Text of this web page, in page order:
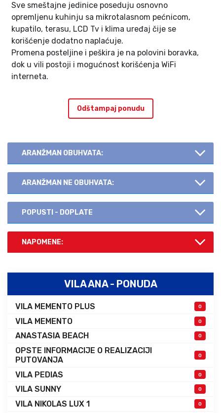
Sve smeštajne jedinice poseduju osnovno
opremljenu kuhinju sa mikrotalasnom pećnicom,
kupatilo, terasu, LCD Tv i klima uređaj čije se
korišćenje dodatno naplaćuje.
Promena posteljine i peškira je na polovini boravka,
dok u vili postoji i mogućnost korišćenja WiFi
interneta.
Odštampaj ponudu
ARANŽMAN OBUHVATA:
ARANŽMAN NE OBUHVATA:
POPUSTI - DOPLATE
NAPOMENE:
VILA ANA - PONUDA
VILA MEMENTO PLUS 0
VILA MEMENTO 0
ANASTASIA BEACH 0
OPSTE INFORMACIJE O REALIZACIJI
PUTOVANJA
0
VILA PEDIAS 0
VILA SUNNY 0
VILA NIKOLAS LUX 1 0